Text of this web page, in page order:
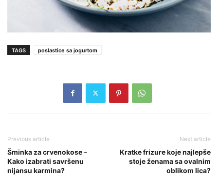
TAGS poslastice sa jogurtom
Previous article
Šminka za crvenokose –
Kako izabrati savršenu
nijansu karmina?
Next article
Kratke frizure koje najlepše
stoje ženama sa ovalnim
oblikom lica?